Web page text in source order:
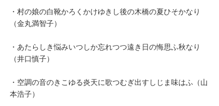
・村の娘の白靴かろくかけゆきし後の木橋の夏ひそかなり
（金丸満智子）
・あたらしき悩みいつしか忘れつつ遠き日の悔思ふ秋なり
（井口慎子）
・空調の音のきこゆる炎天に歌つむぎ出すしじま味はふ（山
本浩子）